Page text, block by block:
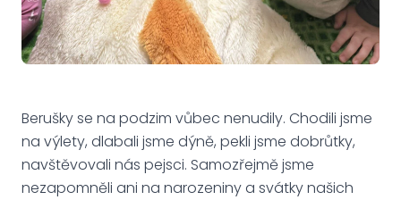
Berušky se na podzim vůbec nenudily. Chodili jsme
na výlety, dlabali jsme dýně, pekli jsme dobrůtky,
navštěvovali nás pejsci. Samozřejmě jsme
nezapomněli ani na narozeniny a svátky našich